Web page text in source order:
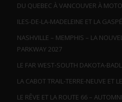
DU QUEBEC À VANCOUVER À
ILES-DE-LA-MADELEINE ET LA
NASHVILLE – MEMPHIS – LA
PARKWAY 2027
LE FAR WEST-SOUTH DAKOTA-
LA CABOT TRAIL-TERRE-NEUVE ET
LE RÊVE ET LA ROUTE 66 –